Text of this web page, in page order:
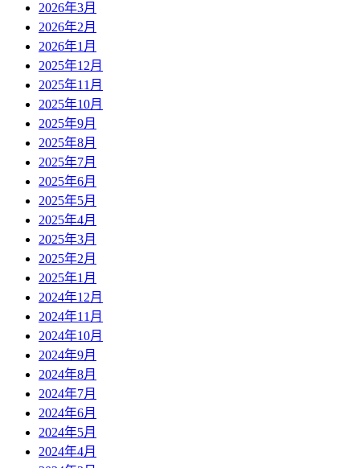
2026年3月
2026年2月
2026年1月
2025年12月
2025年11月
2025年10月
2025年9月
2025年8月
2025年7月
2025年6月
2025年5月
2025年4月
2025年3月
2025年2月
2025年1月
2024年12月
2024年11月
2024年10月
2024年9月
2024年8月
2024年7月
2024年6月
2024年5月
2024年4月